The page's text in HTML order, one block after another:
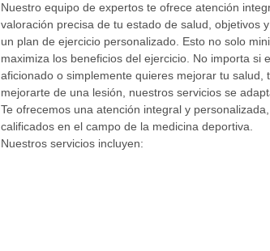
Nuestro equipo de expertos te ofrece atención
valoración precisa de tu estado de salud, objetivos
un plan de ejercicio personalizado. Esto no solo
maximiza los beneficios del ejercicio. No importa si
aficionado o simplemente quieres mejorar tu salud,
mejorarte de una lesión, nuestros servicios se
Te ofrecemos una atención integral y
calificados en el campo de la medicina deportiva.
Nuestros servicios incluyen: